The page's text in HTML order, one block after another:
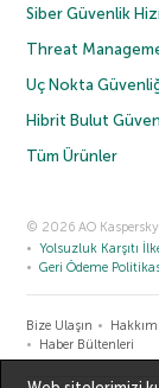
Siber Güvenlik
Threat
Uç Nokta
Hibrit Bulut
Tüm Ürünler
© 2026 AO Kaspersky
Yolsuzluk Karşıtı
Geri Ödeme
Bize Ulaşın
Haber Bültenleri